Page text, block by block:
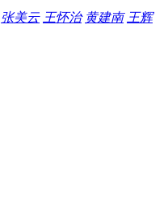
张美云 王怀治 黄建南 王辉